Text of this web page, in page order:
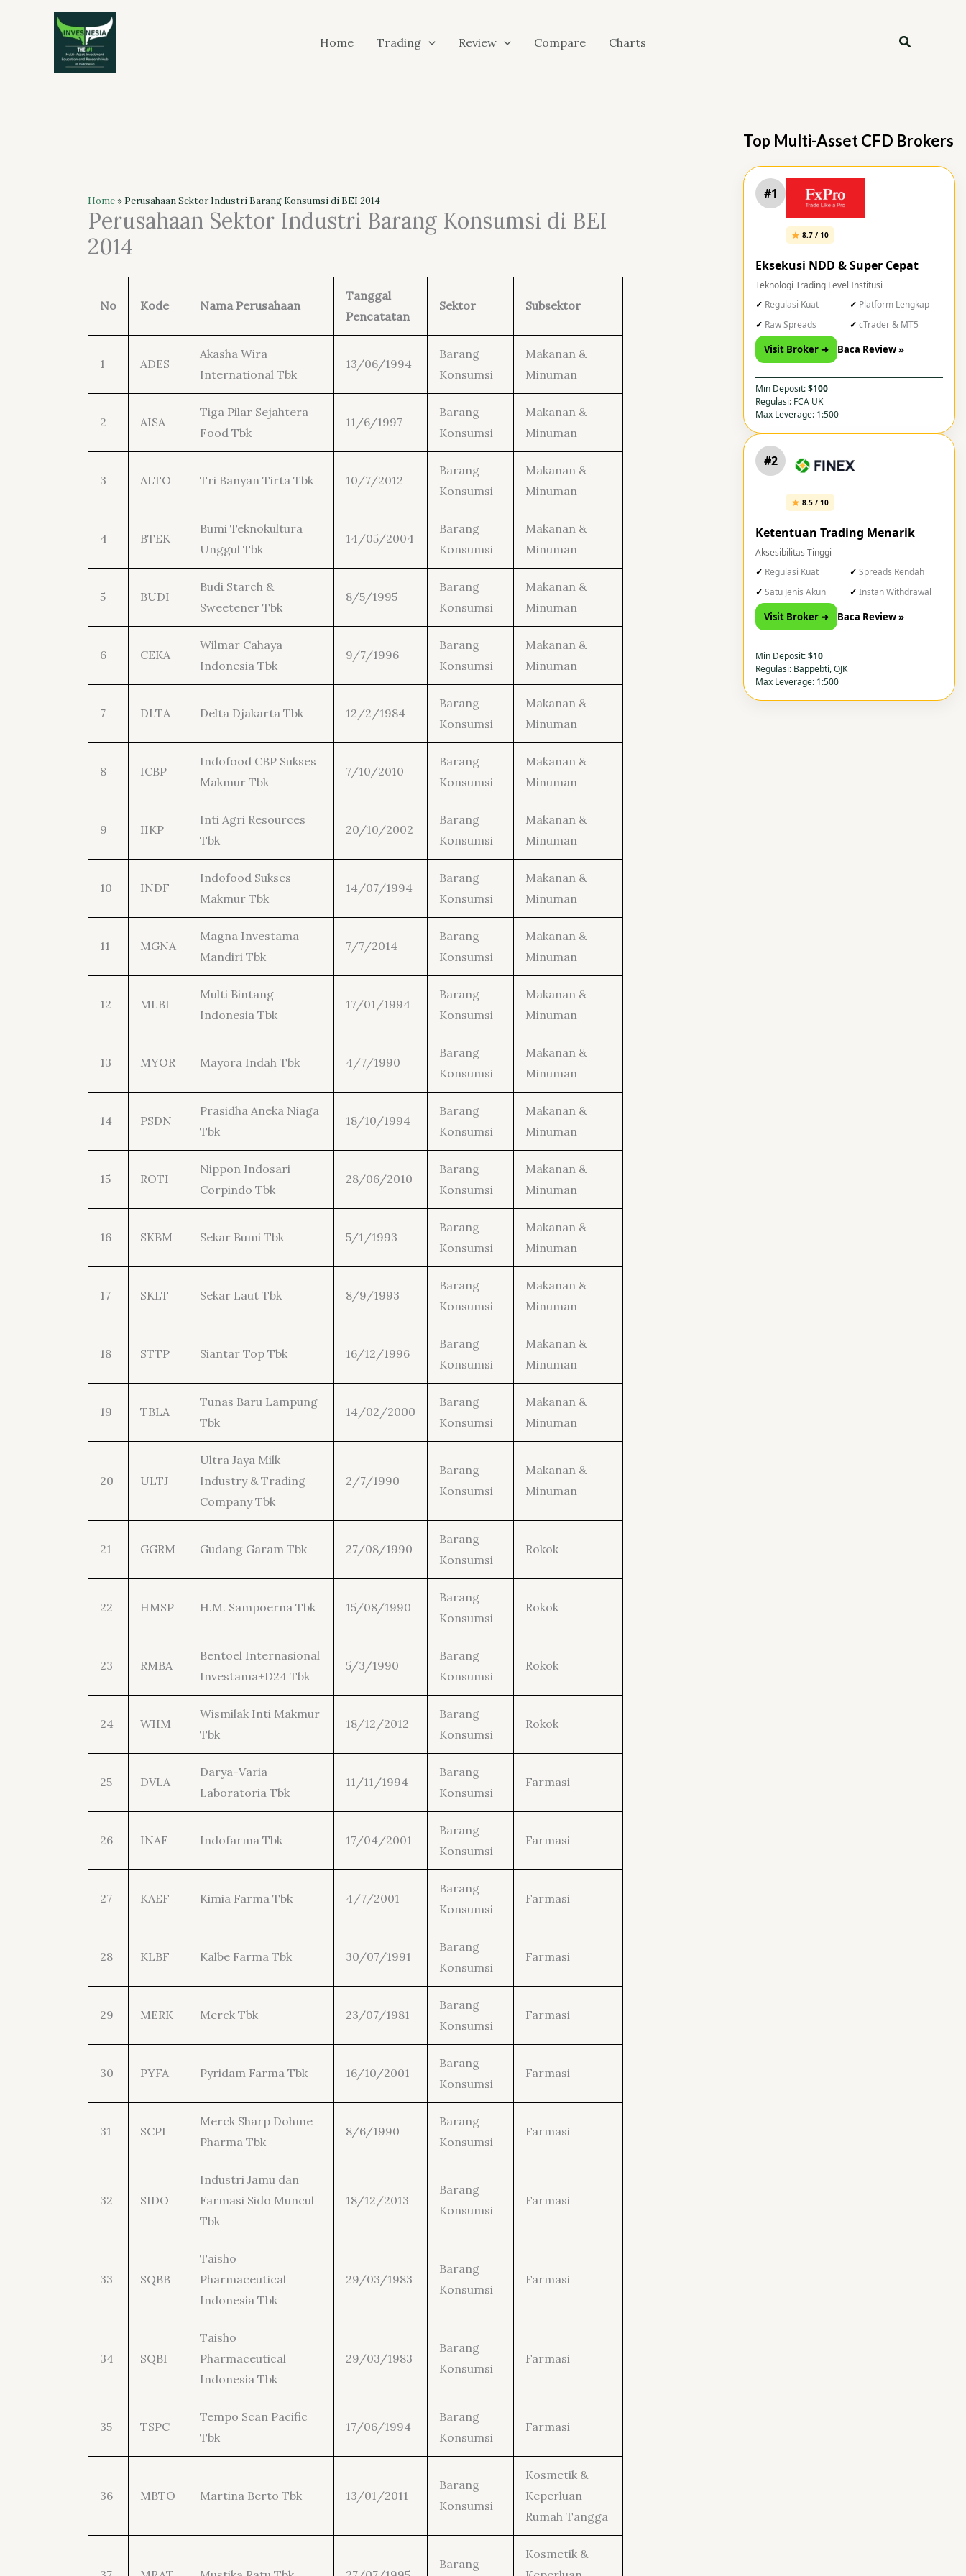
Home Trading Review Compare Charts Search
Home» Perusahaan Sektor Industri Barang Konsumsi di BEI 2014
Perusahaan Sektor Industri Barang Konsumsi di BEI
2014
No Kode Nama Perusahaan
Tanggal
Pencatatan
Sektor Subsektor
1 ADES
Akasha Wira
International Tbk
13/06/1994
Barang
Konsumsi
Makanan &
Minuman
2 AISA
Tiga Pilar Sejahtera
Food Tbk
11/6/1997
Barang
Konsumsi
Makanan &
Minuman
3 ALTO Tri Banyan Tirta Tbk 10/7/2012
Barang
Konsumsi
Makanan &
Minuman
4 BTEK
Bumi Teknokultura
Unggul Tbk
14/05/2004
Barang
Konsumsi
Makanan &
Minuman
5 BUDI
Budi Starch &
Sweetener Tbk
8/5/1995
Barang
Konsumsi
Makanan &
Minuman
6 CEKA
Wilmar Cahaya
Indonesia Tbk
9/7/1996
Barang
Konsumsi
Makanan &
Minuman
7 DLTA Delta Djakarta Tbk 12/2/1984
Barang
Konsumsi
Makanan &
Minuman
8 ICBP
Indofood CBP Sukses
Makmur Tbk
7/10/2010
Barang
Konsumsi
Makanan &
Minuman
9 IIKP
Inti Agri Resources
Tbk
20/10/2002
Barang
Konsumsi
Makanan &
Minuman
10 INDF
Indofood Sukses
Makmur Tbk
14/07/1994
Barang
Konsumsi
Makanan &
Minuman
11 MGNA
Magna Investama
Mandiri Tbk
7/7/2014
Barang
Konsumsi
Makanan &
Minuman
12 MLBI
Multi Bintang
Indonesia Tbk
17/01/1994
Barang
Konsumsi
Makanan &
Minuman
13 MYOR Mayora Indah Tbk 4/7/1990
Barang
Konsumsi
Makanan &
Minuman
14 PSDN
Prasidha Aneka Niaga
Tbk
18/10/1994
Barang
Konsumsi
Makanan &
Minuman
15 ROTI
Nippon Indosari
Corpindo Tbk
28/06/2010
Barang
Konsumsi
Makanan &
Minuman
16 SKBM Sekar Bumi Tbk 5/1/1993
Barang
Konsumsi
Makanan &
Minuman
17 SKLT Sekar Laut Tbk 8/9/1993
Barang
Konsumsi
Makanan &
Minuman
18 STTP Siantar Top Tbk 16/12/1996
Barang
Konsumsi
Makanan &
Minuman
19 TBLA
Tunas Baru Lampung
Tbk
14/02/2000
Barang
Konsumsi
Makanan &
Minuman
20 ULTJ
Ultra Jaya Milk
Industry & Trading
Company Tbk
2/7/1990
Barang
Konsumsi
Makanan &
Minuman
21 GGRM Gudang Garam Tbk 27/08/1990
Barang
Konsumsi
Rokok
22 HMSP H.M. Sampoerna Tbk 15/08/1990
Barang
Konsumsi
Rokok
23 RMBA
Bentoel Internasional
Investama+D24 Tbk
5/3/1990
Barang
Konsumsi
Rokok
24 WIIM
Wismilak Inti Makmur
Tbk
18/12/2012
Barang
Konsumsi
Rokok
25 DVLA
Darya-Varia
Laboratoria Tbk
11/11/1994
Barang
Konsumsi
Farmasi
26 INAF Indofarma Tbk 17/04/2001
Barang
Konsumsi
Farmasi
27 KAEF Kimia Farma Tbk 4/7/2001
Barang
Konsumsi
Farmasi
28 KLBF Kalbe Farma Tbk 30/07/1991
Barang
Konsumsi
Farmasi
29 MERK Merck Tbk 23/07/1981
Barang
Konsumsi
Farmasi
30 PYFA Pyridam Farma Tbk 16/10/2001
Barang
Konsumsi
Farmasi
31 SCPI
Merck Sharp Dohme
Pharma Tbk
8/6/1990
Barang
Konsumsi
Farmasi
32 SIDO
Industri Jamu dan
Farmasi Sido Muncul
Tbk
18/12/2013
Barang
Konsumsi
Farmasi
33 SQBB
Taisho
Pharmaceutical
Indonesia Tbk
29/03/1983
Barang
Konsumsi
Farmasi
34 SQBI
Taisho
Pharmaceutical
Indonesia Tbk
29/03/1983
Barang
Konsumsi
Farmasi
35 TSPC
Tempo Scan Pacific
Tbk
17/06/1994
Barang
Konsumsi
Farmasi
36 MBTO Martina Berto Tbk 13/01/2011
Barang
Konsumsi
Kosmetik &
Keperluan
Rumah Tangga
Barang
Kosmetik &
Top Multi-Asset CFD Brokers
#1
8.7 / 10
Eksekusi NDD & Super Cepat
Teknologi Trading Level Institusi
Regulasi Kuat
Platform Lengkap
Raw Spreads
cTrader & MT5
Visit Broker ➜ Baca Review »
Min Deposit:$100
Regulasi: FCA UK
Max Leverage: 1:500
#2
8.5 / 10
Ketentuan Trading Menarik
Aksesibilitas Tinggi
Regulasi Kuat
Spreads Rendah
Satu Jenis Akun
Instan Withdrawal
Visit Broker ➜ Baca Review »
Min Deposit:$10
Regulasi: Bappebti, OJK
Max Leverage: 1:500